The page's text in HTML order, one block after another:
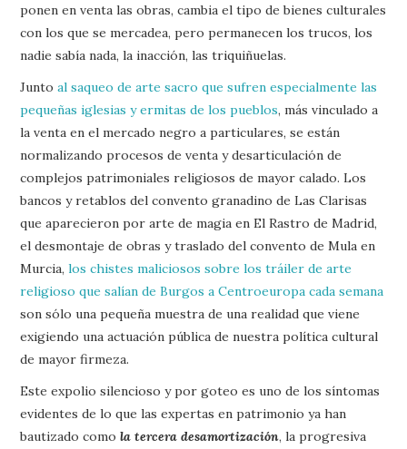
ponen en venta las obras, cambia el tipo de bienes culturales
con los que se mercadea, pero permanecen los trucos, los
nadie sabía nada, la inacción, las triquiñuelas.
Juntoal saqueo de arte sacro que sufren especialmente las
pequeñas iglesias y ermitas de los pueblos, más vinculado a
la venta en el mercado negro a particulares, se están
normalizando procesos de venta y desarticulación de
complejos patrimoniales religiosos de mayor calado. Los
bancos y retablos del convento granadino de Las Clarisas
que aparecieron por arte de magia en El Rastro de Madrid,
el desmontaje de obras y traslado del convento de Mula en
Murcia,los chistes maliciosos sobre los tráiler de arte
religioso que salían de Burgos a Centroeuropa cada semana
son sólo una pequeña muestra de una realidad que viene
exigiendo una actuación pública de nuestra política cultural
de mayor firmeza.
Este expolio silencioso y por goteo es uno de los síntomas
evidentes de lo que las expertas en patrimonio ya han
bautizado comola tercera desamortización, la progresiva